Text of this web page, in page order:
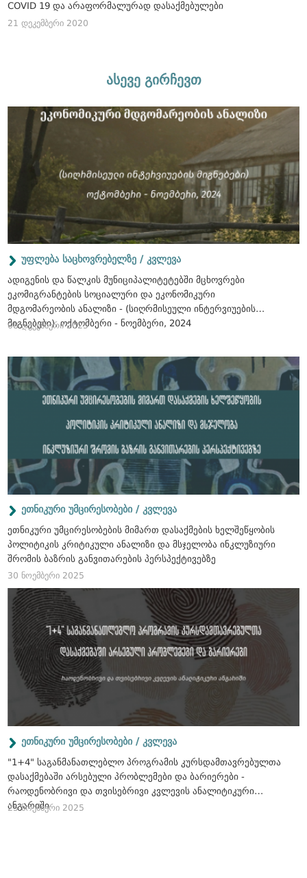
COVID 19 და არაფორმალურად დასაქმებულები
21 დეკემბერი 2020
ასევე გირჩევთ
უფლება საცხოვრებელზე / კვლევა
ადიგენის და წალკის მუნიციპალიტეტებში მცხოვრები
ეკომიგრანტების სოციალური და ეკონომიკური
მდგომარეობის ანალიზი - (სიღრმისეული ინტერვიუების
მიგნებები), ოქტომბერი - ნოემბერი, 2024
08 დეკემბერი 2025
ეთნიკური უმცირესობები / კვლევა
ეთნიკური უმცირესობების მიმართ დასაქმების ხელშეწყობის
პოლიტიკის კრიტიკული ანალიზი და მსჯელობა ინკლუზიური
შრომის ბაზრის განვითარების პერსპექტივებზე
30 ნოემბერი 2025
ეთნიკური უმცირესობები / კვლევა
"1+4" საგანმანათლებლო პროგრამის კურსდამთავრებულთა
დასაქმებაში არსებული პრობლემები და ბარიერები -
რაოდენობრივი და თვისებრივი კვლევის ანალიტიკური
ანგარიში
25 ნოემბერი 2025